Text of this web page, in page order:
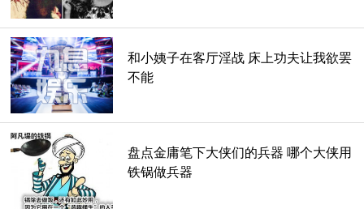
和小姨子在客厅淫战 床上功夫让我欲罢
不能
盘点金庸笔下大侠们的兵器 哪个大侠用
铁锅做兵器